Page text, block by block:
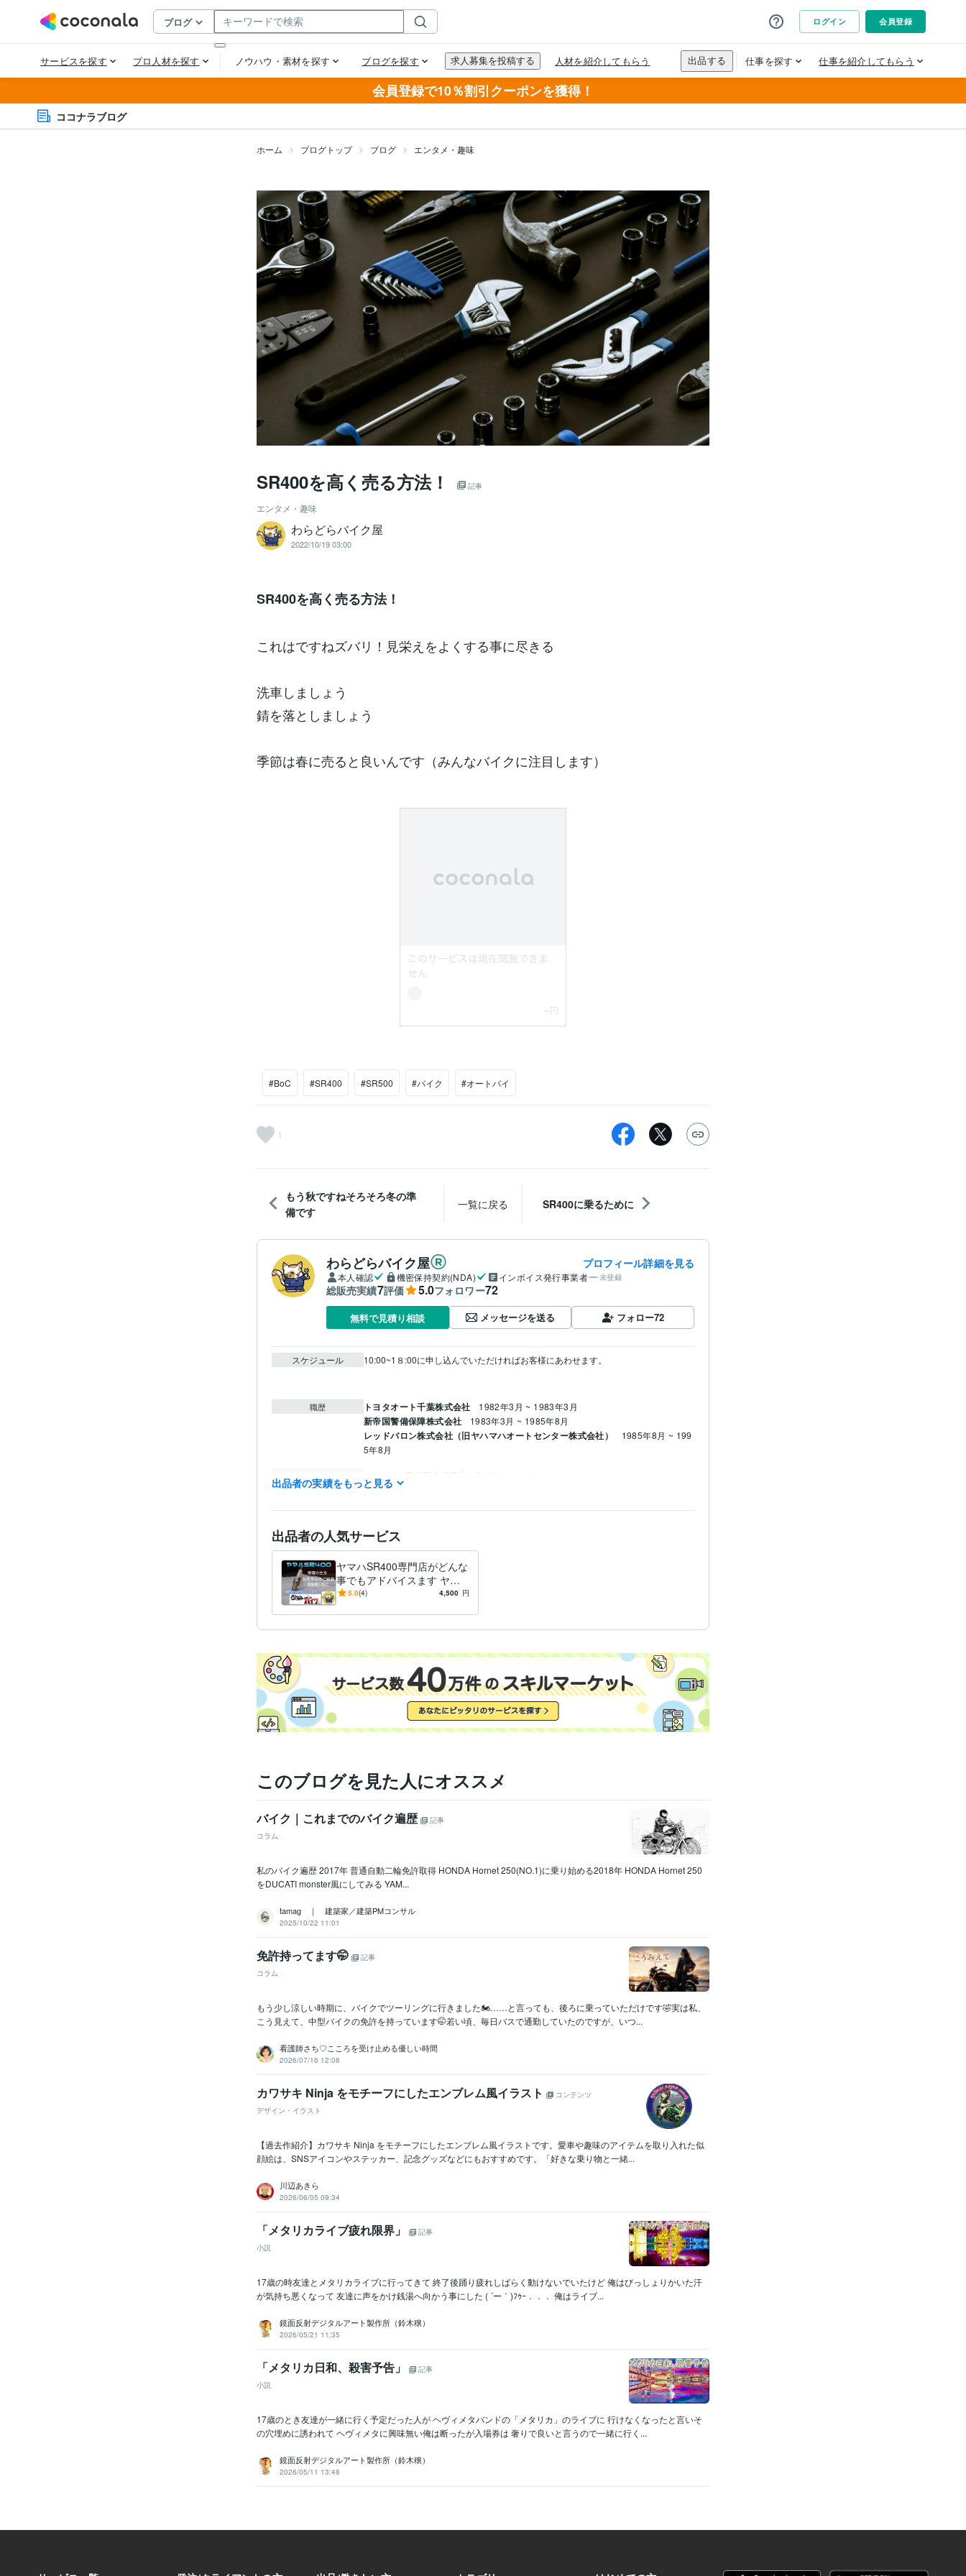
会員登録で10％割引クーポンを獲得！
ココナラブログ
ホーム ブログトップ ブログ エンタメ・趣味
SR400を高く売る方法！ 記事
エンタメ・趣味
わらどらバイク屋
2022/10/19 03:00
SR400を高く売る方法！
これはですねズバリ！見栄えをよくする事に尽きる
洗車しましょう
錆を落としましょう
季節は春に売ると良いんです（みんなバイクに注目します）
#BoC #SR400 #SR500 #バイク #オートバイ
1
もう秋ですねそろそろ冬の準
備です
一覧に戻る SR400に乗るために
わらどらバイク屋 プロフィール詳細を見る
本人確認 機密保持契約(NDA) インボイス発行事業者 未登録
総販売実績7評価 5.0フォロワー72
無料で見積り相談 メッセージを送る フォロー72
スケジュール 10:00~1８:00に申し込んでいただければお客様にあわせます。
職歴 トヨタオート千葉株式会社 1982年3月 ~ 1983年3月
新帝国警備保障株式会社 1983年3月 ~ 1985年8月
レッドバロン株式会社（旧ヤハマハオートセンター株式会社）
1985年8月 ~ 199
5年8月
資格・検定 ジーゼル2級自動車整備士
ガソリン2級自動車整備士
中型自動車第一種運転免許
二級自動車整備士（ガソリン・ジーゼル・シャシ・二輪）
ガス溶接技能者 取得年 : 1980年
有機溶剤作業主任者 取得年 : 1980年
得意分野
学歴 関東工業専門学校 1980年3月 ~ 1982年2月
出品者の実績をもっと見る
出品者の人気サービス
ヤマハSR400専門店がどんな
事でもアドバイスます ヤマ
ハSR400専門店が全面アドバ
5.0(4) 4,500 円
このブログを見た人にオススメ
バイク｜これまでのバイク遍歴
記事
コラム
私のバイク遍歴 2017年 普通自動二輪免許取得 HONDA Hornet 250(NO.1)に乗り始める2018年 HONDA Hornet 250
をDUCATI monster風にしてみる YAM...
tamag ｜ 建築家／建築PMコンサル
2025/10/22 11:01
免許持ってます🤭
記事
コラム
もう少し涼しい時期に、バイクでツーリングに行きました🏍️……と言っても、後ろに乗っていただけです🤣実は私、
こう見えて、中型バイクの免許を持っています🤭若い頃、毎日バスで通勤していたのですが、いつ...
看護師さち♡こころを受け止める優しい時間
2026/07/16 12:08
カワサキ Ninja をモチーフにしたエンブレム風イラスト
コンテンツ
デザイン・イラスト
【過去作紹介】カワサキ Ninja をモチーフにしたエンブレム風イラストです。愛車や趣味のアイテムを取り入れた似
顔絵は、SNSアイコンやステッカー、記念グッズなどにもおすすめです。「好きな乗り物と一緒...
川辺あきら
2026/06/05 09:34
「メタリカライブ疲れ限界」
記事
小説
17歳の時友達とメタリカライブに行ってきて 終了後踊り疲れしばらく動けないでいたけど 俺はびっしょりかいた汗
が気持ち悪くなって 友達に声をかけ銭湯へ向かう事にした ( ´ー｀)ﾌｩｰ．．． 俺はライブ...
鏡面反射デジタルアート製作所（鈴木穣）
2026/05/21 11:35
「メタリカ日和、殺害予告」
記事
小説
17歳のとき友達が一緒に行く予定だった人が ヘヴィメタバンドの「メタリカ」のライブに 行けなくなったと言いそ
の穴埋めに誘われて ヘヴィメタに興味無い俺は断ったが入場券は 奢りで良いと言うので一緒に行く...
鏡面反射デジタルアート製作所（鈴木穣）
2026/05/11 13:48